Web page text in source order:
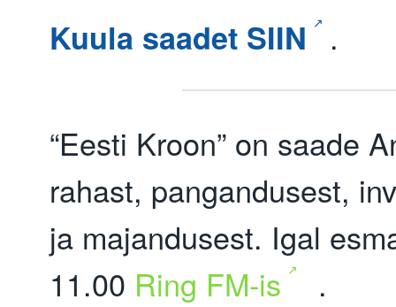
Kuula saadet SIIN .
“Eesti Kroon” on saade
rahast, pangandusest,
ja majandusest. Igal
11.00 Ring FM-is .